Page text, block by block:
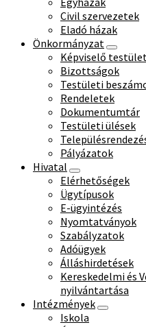
Civil szervezetek
Eladó házak
Önkormányzat
Képviselő
Bizottságok
Testületi
Rendeletek
Dokumentumtár
Testületi ülések
Pályázatok
Hivatal
Elérhetőségek
Ügytípusok
E-ügyintézés
Nyomtatványok
Szabályzatok
Adóügyek
Álláshirdetések
Kereskedelmi és
nyilvántartása
Intézmények
Iskola